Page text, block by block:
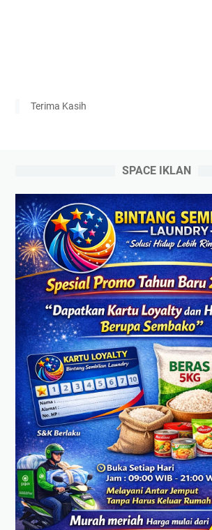
Terima Kasih
SPACE IKLAN